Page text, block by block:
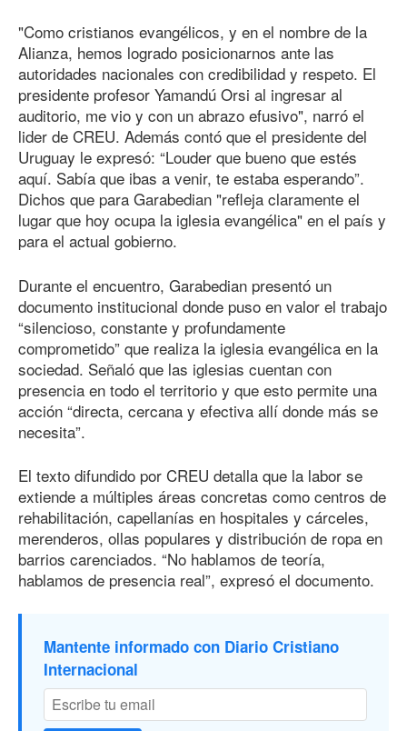
"Como cristianos evangélicos, y en el nombre de la
Alianza, hemos logrado posicionarnos ante las
autoridades nacionales con credibilidad y respeto. El
presidente profesor Yamandú Orsi al ingresar al
auditorio, me vio y con un abrazo efusivo", narró el
lider de CREU. Además contó que el presidente del
Uruguay le expresó: “Louder que bueno que estés
aquí. Sabía que ibas a venir, te estaba esperando”.
Dichos que para Garabedian "refleja claramente el
lugar que hoy ocupa la iglesia evangélica" en el país y
para el actual gobierno.
Durante el encuentro, Garabedian presentó un
documento institucional donde puso en valor el trabajo
“silencioso, constante y profundamente
comprometido” que realiza la iglesia evangélica en la
sociedad. Señaló que las iglesias cuentan con
presencia en todo el territorio y que esto permite una
acción “directa, cercana y efectiva allí donde más se
necesita”.
El texto difundido por CREU detalla que la labor se
extiende a múltiples áreas concretas como centros de
rehabilitación, capellanías en hospitales y cárceles,
merenderos, ollas populares y distribución de ropa en
barrios carenciados. “No hablamos de teoría,
hablamos de presencia real”, expresó el documento.
Mantente informado con Diario Cristiano
Internacional